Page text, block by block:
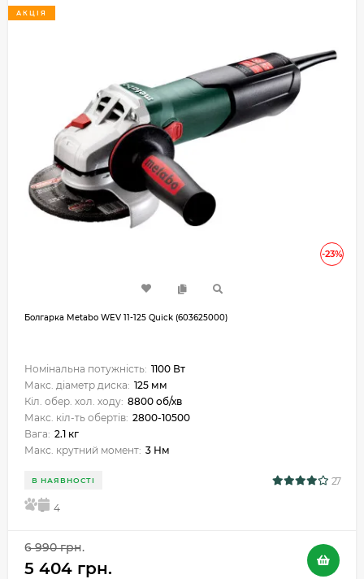
-23%
АКЦІЯ
Болгарка Metabo WEV 11-125 Quick (603625000)
Номінальна потужність: 1100 Вт
Макс. діаметр диска: 125 мм
Кіл. обер. хол. ходу: 8800 об/хв
Макс. кіл-ть обертів: 2800-10500
Вага: 2.1 кг
Макс. крутний момент: 3 Нм
В НАЯВНОСТІ 27
5 4
6 990 грн.
5 404 грн.